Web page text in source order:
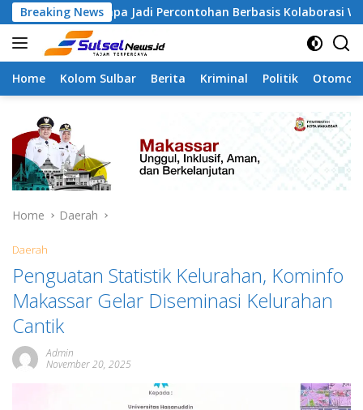
Skip
to
content
Breaking News
Jadi Percontohan Berbasis Kolaborasi Warga
Home Kolom Sulbar Berita Kriminal Politik
Home Daerah
Daerah
Penguatan Statistik Kelurahan, Kominfo
Makassar Gelar Diseminasi Kelurahan
Cantik
Admin
November 20, 2025